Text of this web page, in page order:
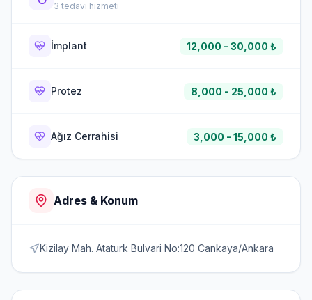
3 tedavi hizmeti
İmplant 12,000 - 30,000 ₺
Protez 8,000 - 25,000 ₺
Ağız Cerrahisi 3,000 - 15,000 ₺
Adres & Konum
Kizilay Mah. Ataturk Bulvari No:120 Cankaya/Ankara